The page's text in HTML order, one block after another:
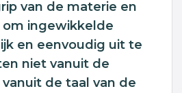
van de materie en
ingewikkelde
en eenvoudig uit te
niet vanuit de
de taal van de